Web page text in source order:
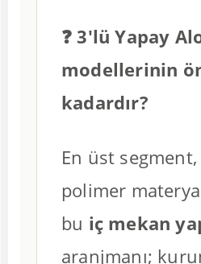
❓ 3'lü Yapay
modellerinin
kadardır?
En üst
polimer
bu iç mekan
aranjmanı;